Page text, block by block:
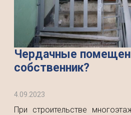
Чердачные
собственник?
4.09.2023
При строительстве